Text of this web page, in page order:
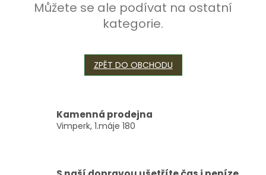
Můžete se ale podívat na ostatní
kategorie.
ZPĚT DO OBCHODU
Kamenná prodejna
Vimperk, 1.máje 180